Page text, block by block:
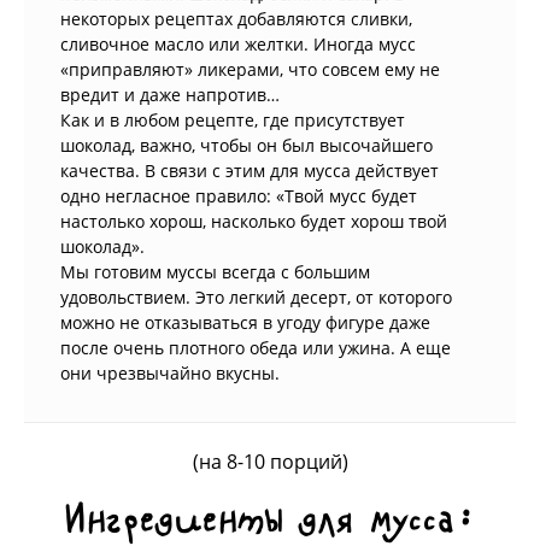
некоторых рецептах добавляются сливки,
сливочное масло или желтки. Иногда мусс
«приправляют» ликерами, что совсем ему не
вредит и даже напротив…
Как и в любом рецепте, где присутствует
шоколад, важно, чтобы он был высочайшего
качества. В связи с этим для мусса действует
одно негласное правило: «Твой мусс будет
настолько хорош, насколько будет хорош твой
шоколад».
Мы готовим муссы всегда с большим
удовольствием. Это легкий десерт, от которого
можно не отказываться в угоду фигуре даже
после очень плотного обеда или ужина. А еще
они чрезвычайно вкусны.
(на 8-10 порций)
Ингредиенты для мусса: